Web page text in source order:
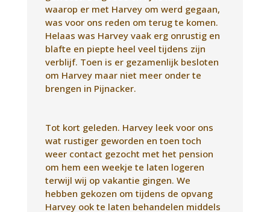
Tot kort geleden. Harvey leek voor ons
wat rustiger geworden en toen toch
weer contact gezocht met het pension
om hem een weekje te laten logeren
terwijl wij op vakantie gingen. We
hebben gekozen om tijdens de opvang
Harvey ook te laten behandelen middels
behandelingen, maar wat zijn we blij dat
we het gedaan hebben. Harvey is
behandeld door Luceline en het is echt
een wereld van verschil! Harvey was
stukken rustiger in het pension en ook
thuis merken we een groot verschil. Wij
zijn helemaal blij!